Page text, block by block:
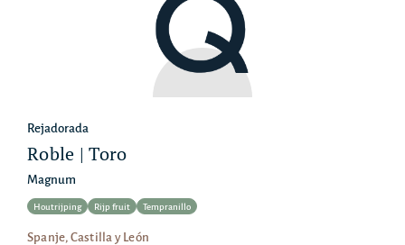
Rejadorada
Roble | Toro
Magnum
Houtrijping Rijp fruit Tempranillo
Spanje, Castilla y León